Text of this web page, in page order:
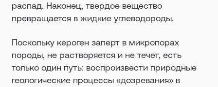
распад. Наконец, твердое вещество
превращается в жидкие углеводороды.
Поскольку кероген заперт в микропорах
породы, не растворяется и не течет, есть
только один путь: воспроизвести природные
геологические процессы «дозревания» в